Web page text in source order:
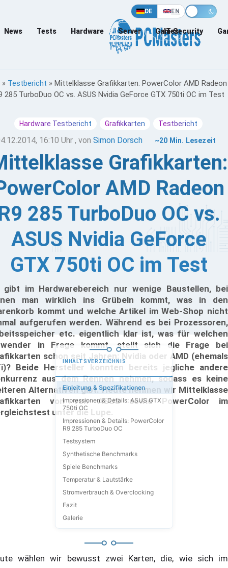
DE EN
News Tests Hardware Server Games
IT-Security
» Testbericht » Mittelklasse Grafikkarten: PowerColor AMD Radeon
285 TurboDuo OC vs. ASUS Nvidia GeForce GTX 750ti OC im Test
Hardware Testbericht Grafikkarten Testbericht
16:10 Uhr , von Simon Dorsch ~20 Min. Lesezeit
Grafikkarten:
AMD Radeon
285 TurboDuo OC vs.
ASUS Nvidia GeForce
GTX 750ti OC im Test
gibt im Hardwarebereich nur wenige Baustellen, bei
man wirklich ins Grübeln kommt, was in den
kommt und welche Artikel im Web-Shop nicht
aufgerufen werden. Während es bei Prozessoren,
etc. eigentlich klar ist, was für welchen
in Frage kommt, stellt sich die Frage bei
schon seit Jahren: Nvidia oder AMD (ehemals
Beide Hersteller konnten bereits jegliche andere
aus dem Rennen nehmen, sodass es keine
Alternativen gibt. Heute nehmen wir Mittelklasse
von von ASUS sowie PowerColor im
unter die Lupe.
INHALTSVERZEICHNIS
Einleitung & Spezifikationen
Impressionen & Details: ASUS GTX
750ti OC
Impressionen & Details: PowerColor
R9 285 TurboDuo OC
Testsystem
Synthetische Benchmarks
Spiele Benchmarks
Temperatur & Lautstärke
Stromverbrauch & Overclocking
Fazit
Galerie
wählen wir bewusst zwei Karten, die, wie sich im